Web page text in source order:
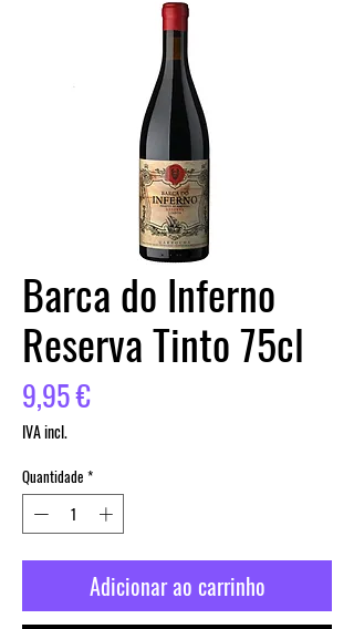
Barca do Inferno
Reserva Tinto 75cl
9,95 €Preço
IVA incl.
Quantidade *
Adicionar ao carrinho